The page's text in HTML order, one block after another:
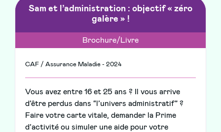
Sam et l’administration : objectif « zéro
galère » !
Brochure/Livre
CAF / Assurance Maladie - 2024
Vous avez entre 16 et 25 ans ? Il vous arrive
d’être perdus dans “l’univers administratif” ?
Faire votre carte vitale, demander la Prime
d’activité ou simuler une aide pour votre